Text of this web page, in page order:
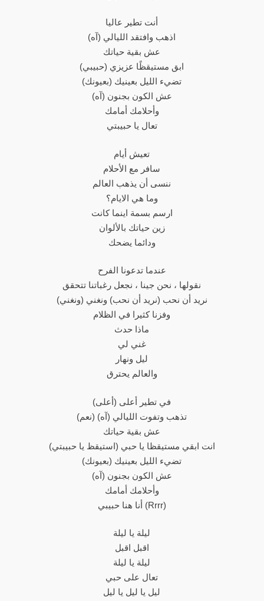
أنت تطير عاليا
اذهب وافتقد الليالي (آه)
عش بقية حياتك
(حبيبي) ابق مستيقظًا عزيزي
(بعيونك) تضيء الليل بعينيك
عش الكون بجنون (آه)
وأحلامك أمامك
تعال يا حبيبتي
تعيش أيام
سافر مع الأحلام
ننسى أن يذهب العالم
وما هي الايام؟
ارسم بسمة اينما كانت
زين حياتك بالألوان
ودائما يضحك
عندما تدعونا الفرح
نقولها ، نحن جينا ، نجعل رغباتنا تتحقق
نريد أن نحب (نريد أن نحب) ونغني (ونغني)
وفزنا كثيرا في الظلام
ماذا حدث
غني لي
ليل ونهار
والعالم يحترق
(أعلى) في تطير أعلى
(نعم) تذهب وتفوت الليالي (آه)
عش بقية حياتك
(استيقظ يا حبيبتي) انت ابقي مستيقظا يا حبي
(بعيونك) تضيء الليل بعينيك
عش الكون بجنون (آه)
وأحلامك أمامك
أنا هنا حبيبي (Rrrr)
ليلة يا ليلة
اقبل اقبل
ليلة يا ليلة
تعال على حبي
ليل يا ليل يا ليل